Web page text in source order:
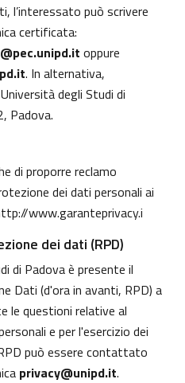
l’interessato può scrivere
certificata:
oppure
. In alternativa,
degli Studi di
Padova.
di proporre reclamo
dei dati personali ai
www.garanteprivacy.i
dei dati (RPD)
di Padova è presente il
Dati (d'ora in avanti, RPD) a
le questioni relative al
e per l'esercizio dei
può essere contattato
privacy@unipd.it.